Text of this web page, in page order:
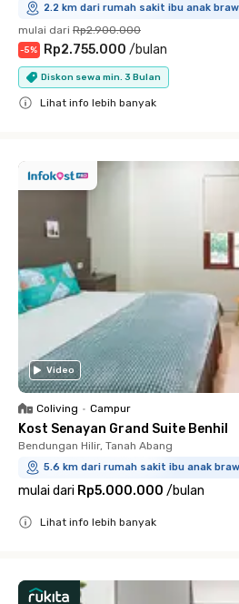
2.2 km dari rumah sakit ibu anak
mulai dari Rp2.900.000
-5% Rp2.755.000 /bulan
Diskon sewa min. 3 Bulan
Lihat info lebih banyak
Video
Coliving • Campur
Kost Senayan Grand Suite Benhil
Bendungan Hilir, Tanah Abang
5.6 km dari rumah sakit ibu anak
mulai dari Rp5.000.000 /bulan
Lihat info lebih banyak